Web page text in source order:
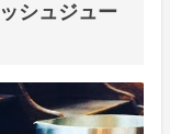
シュジュー